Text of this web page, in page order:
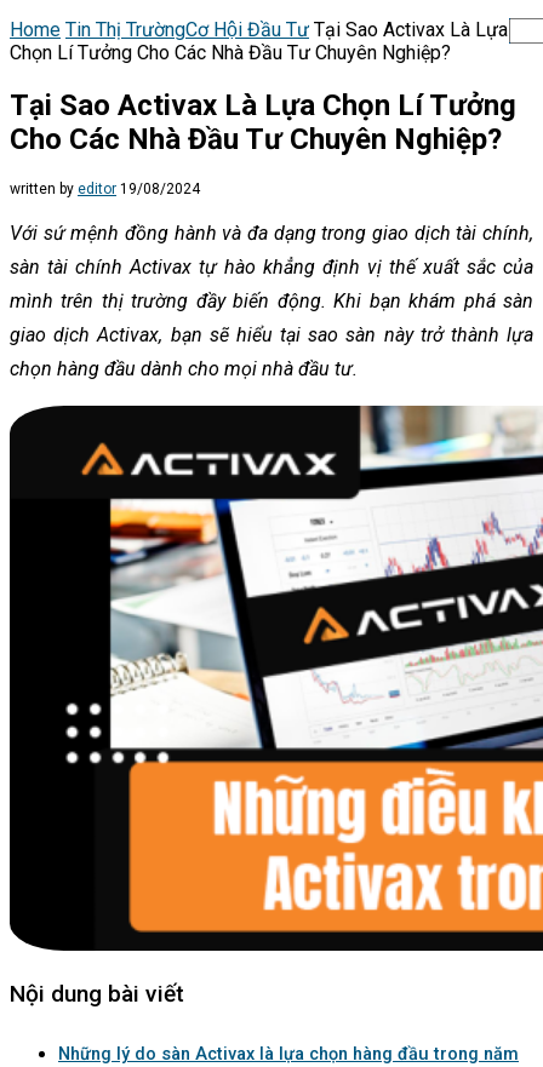
Home Tin Thị TrườngCơ Hội Đầu Tư Tại Sao Activax Là Lựa
Chọn Lí Tưởng Cho Các Nhà Đầu Tư Chuyên Nghiệp?
Tại Sao Activax Là Lựa Chọn Lí Tưởng
Cho Các Nhà Đầu Tư Chuyên Nghiệp?
written by editor 19/08/2024
Với sứ mệnh đồng hành và đa dạng trong giao dịch tài chính,
sàn tài chính Activax tự hào khẳng định vị thế xuất sắc của
mình trên thị trường đầy biến động. Khi bạn khám phá sàn
giao dịch Activax, bạn sẽ hiểu tại sao sàn này trở thành lựa
chọn hàng đầu dành cho mọi nhà đầu tư.
Nội dung bài viết
Những lý do sàn Activax là lựa chọn hàng đầu trong năm